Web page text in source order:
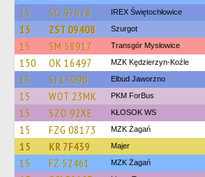
15 SO 97678 IREX Świętochłowice
15 ZST 09408 Szurgot
15 SM 58917 Transgór Mysłowice
150 OK 16497 MZK Kędzierzyn-Koźle
15 SJ 15090 Elbud Jaworzno
15 WOT 23MK PKM ForBus
15 SZO 92XE KŁOSOK WS
15 FZG 08173 MZK Żagań
15 KR 7F439 Majer
15 FZ 52461 MZK Żagań